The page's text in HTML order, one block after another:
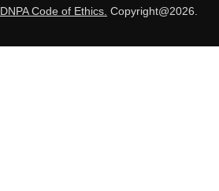
DNPA Code of Ethics. Copyright@2026.